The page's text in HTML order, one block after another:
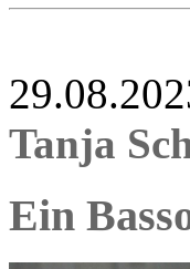
Tanja
Ein